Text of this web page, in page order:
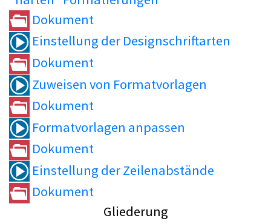
Dokument
Einstellung der Designschriftarten
Dokument
Zuweisen von Formatvorlagen
Dokument
Formatvorlagen anpassen
Dokument
Einstellung der Zeilenabstände
Dokument
Gliederung